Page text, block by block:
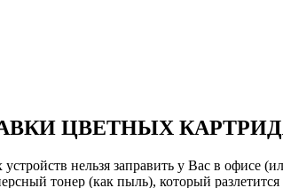
ЦВЕТНЫХ
нельзя заправить у Вас в офисе
тонер (как пыль), который